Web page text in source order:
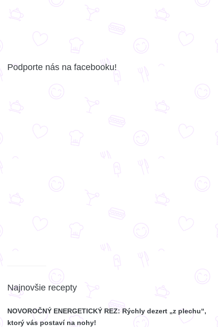
Podporte nás na facebooku!
Najnovšie recepty
NOVOROČNÝ ENERGETICKÝ REZ: Rýchly dezert „z plechu“,
ktorý vás postaví na nohy!